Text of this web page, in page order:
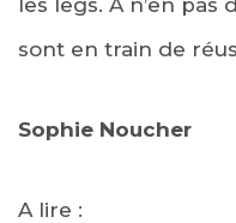
sont en train de
Sophie Noucher
A lire :